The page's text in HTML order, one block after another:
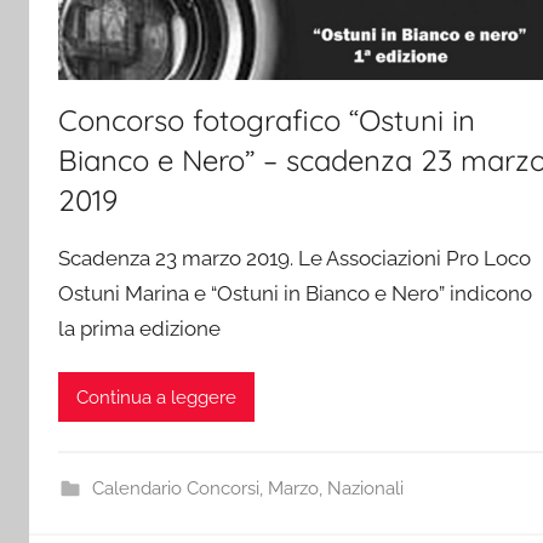
Concorso fotografico “Ostuni in
Bianco e Nero” – scadenza 23
2019
Scadenza 23 marzo 2019. Le Associazioni Pro Loco
Ostuni Marina e “Ostuni in Bianco e Nero” indicono
la prima edizione
Continua a leggere
Calendario Concorsi, Marzo, Nazionali